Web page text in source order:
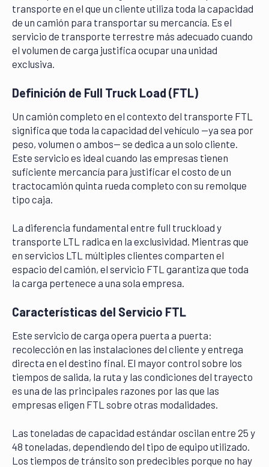
transporte en el que un cliente utiliza toda la capacidad
de un camión para transportar su mercancía. Es el
servicio de transporte terrestre más adecuado cuando
el volumen de carga justifica ocupar una unidad
exclusiva.
Definición de Full Truck Load (FTL)
Un camión completo en el contexto del transporte FTL
significa que toda la capacidad del vehículo —ya sea por
peso, volumen o ambos— se dedica a un solo cliente.
Este servicio es ideal cuando las empresas tienen
suficiente mercancía para justificar el costo de un
tractocamión quinta rueda completo con su remolque
tipo caja.
La diferencia fundamental entre full truckload y
transporte LTL radica en la exclusividad. Mientras que
en servicios LTL múltiples clientes comparten el
espacio del camión, el servicio FTL garantiza que toda
la carga pertenece a una sola empresa.
Características del Servicio FTL
Este servicio de carga opera puerta a puerta:
recolección en las instalaciones del cliente y entrega
directa en el destino final. El mayor control sobre los
tiempos de salida, la ruta y las condiciones del trayecto
es una de las principales razones por las que las
empresas eligen FTL sobre otras modalidades.
Las toneladas de capacidad estándar oscilan entre 25 y
48 toneladas, dependiendo del tipo de equipo utilizado.
Los tiempos de tránsito son predecibles porque no hay